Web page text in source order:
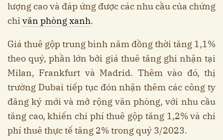
lượng cao và đáp ứng được các nhu cầu của chứng
chỉ văn phòng xanh.
Giá thuê gộp trung bình năm đồng thời tăng 1,1%
theo quý, phần lớn bởi giá thuê tăng ghi nhận tại
Milan, Frankfurt và Madrid. Thêm vào đó, thị
trường Dubai tiếp tục đón nhận thêm các công ty
đăng ký mới và mở rộng văn phòng, với nhu cầu
tăng cao, khiến chi phí thuê gộp tăng 1,2% và chi
phí thuê thực tế tăng 2% trong quý 3/2023.